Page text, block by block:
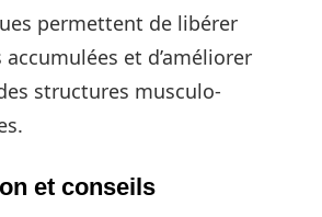
permettent de libérer
et d’améliorer
structures musculo-
et conseils